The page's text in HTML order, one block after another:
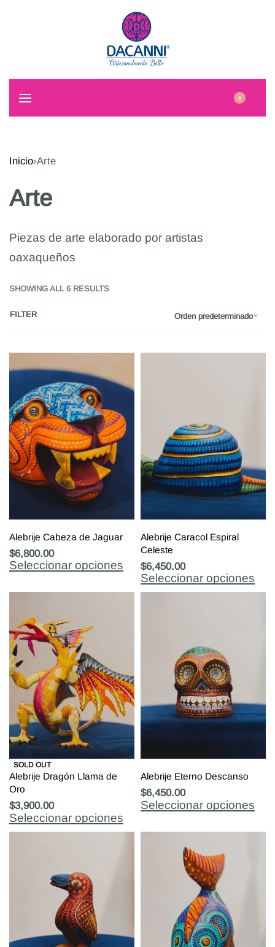
0
Inicio›Arte
Arte
Piezas de arte elaborado por artistas
oaxaqueños
SHOWING ALL 6 RESULTS
Orden predeterminado
FILTER
Alebrije Cabeza de Jaguar
$6,800.00
Seleccionar opciones
Alebrije Caracol Espiral
Celeste
$6,450.00
Seleccionar opciones
SOLD OUT
Alebrije Dragón Llama de
Oro
$3,900.00
Seleccionar opciones
Alebrije Eterno Descanso
$6,450.00
Seleccionar opciones